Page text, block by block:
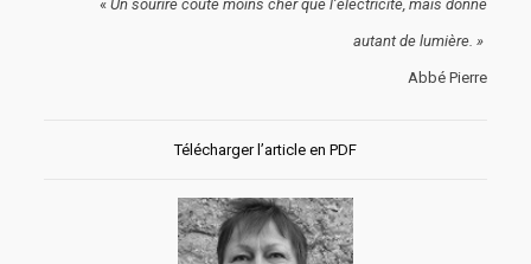
«Un sourire coûte moins cher que l’électricité, mais donne
autant de lumière. »
Abbé Pierre
Télécharger l’article en PDF